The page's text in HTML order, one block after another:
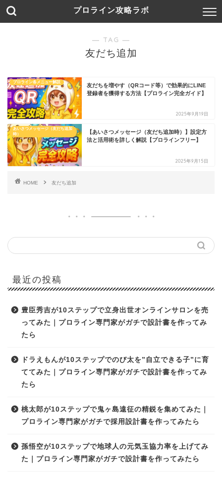
プロライン攻略ラボ
― TAG ―
友だち追加
プロライン各メニュー解説
友だちを増やす（QRコード等）で効果的にLINE
登録者を獲得する方法【プロライン完全ガイド】
2025年9月19日
あいさつメッセージ（友だち追加
時）
【あいさつメッセージ（友だち追加時）】設定方
法と活用術を詳しく解説【プロラインフリー】
2025年9月15日
HOME 友だち追加
最近の投稿
豊臣秀吉が10ステップで立身出世オンラインサロンを売
ってみた｜プロライン専門家がガチで設計書を作ってみ
たら
ドラえもんが10ステップでのび太を”自立できる子”に育
ててみた｜プロライン専門家がガチで設計書を作ってみ
たら
桃太郎が10ステップで鬼ヶ島遠征の精鋭を集めてみた｜
プロライン専門家がガチで採用設計書を作ってみたら
孫悟空が10ステップで地球人の元気玉協力率を上げてみ
た｜プロライン専門家がガチで設計書を作ってみたら